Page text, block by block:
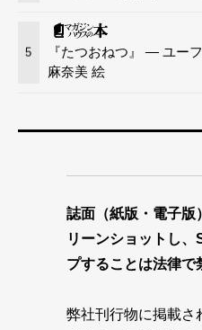
5
『たつおねつ』 — ユー
麻奈美 絵
誌面（紙版・電子版
リーンショットし
プすることは法律で
弊社刊行物に掲載さ